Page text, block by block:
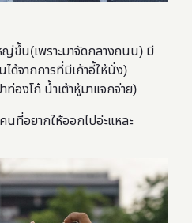
ขึ้น(เพราะมาจัดกลางถนน) มี
ด้จากการที่มีเก้าอี้ให้นั่ง)
งโก๋ น้ำเต้าหู้มาแจกจ่าย)
นที่อยากให้ออกไปอ่ะแหละ